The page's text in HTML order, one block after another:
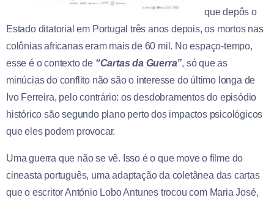
que depôs o
Estado ditatorial em Portugal três anos depois, os mortos nas
colônias africanas eram mais de 60 mil. No espaço-tempo,
esse é o contexto de “Cartas da Guerra”, só que as
minúcias do conflito não são o interesse do último longa de
Ivo Ferreira, pelo contrário: os desdobramentos do episódio
histórico são segundo plano perto dos impactos psicológicos
que eles podem provocar.
Uma guerra que não se vê. Isso é o que move o filme do
cineasta português, uma adaptação da coletânea das cartas
que o escritor António Lobo Antunes trocou com Maria José,